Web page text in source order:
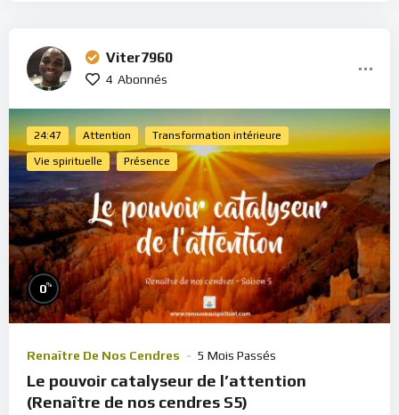
Viter7960
4 Abonnés
24:47 Attention Transformation intérieure
Vie spirituelle Présence
0%
Renaître De Nos Cendres 5 Mois Passés
Le pouvoir catalyseur de l’attention
(Renaître de nos cendres S5)